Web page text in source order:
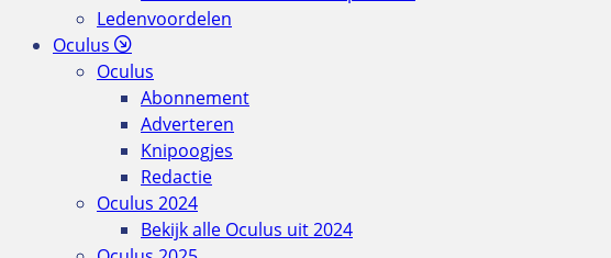
Ledenvoordelen
Oculus
Oculus
Abonnement
Adverteren
Knipoogjes
Redactie
Oculus 2024
Bekijk alle Oculus uit 2024